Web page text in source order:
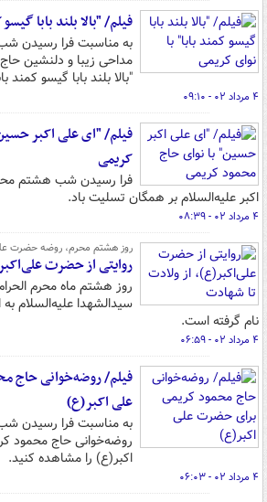
فیلم/ "بالا بلند بابا
به مناسبت فرا رسیدن
مداحی زیبا و دلنشین
"بالا بلند بابا گیسو کمند
۴ مرداد ۰۲ - ۰۹:۱۰
فیلم/ "ای علی اکبر
کریمی
فرا رسیدن شب هشتم
اکبر علیه‌السلام بر همگان تسلیت باد.
۴ مرداد ۰۲ - ۰۸:۳۹
روز هشتم محرم، روضه حضرت
روایتی از حضرت
روز هشتم ماه محرم
سیدالشهدا علیه‌السلام
نام گرفته است.
۴ مرداد ۰۲ - ۰۶:۵۹
فیلم/ روضه‌خوانی حاج
علی اکبر(ع)
به مناسبت فرا رسیدن
روضه‌خوانی حاج محمود
اکبر(ع) را مشاهده کنید.
۴ مرداد ۰۲ - ۰۶:۰۳